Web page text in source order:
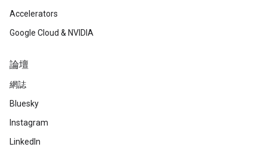
Accelerators
Google Cloud & NVIDIA
論壇
網誌
Bluesky
Instagram
LinkedIn